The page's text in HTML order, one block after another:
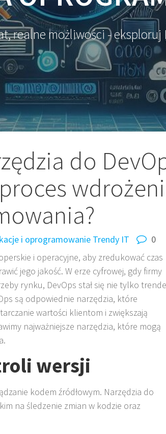
realne możliwości - eksploruj
do
i oprogramowanie Trendy IT
0
i operacyjne, aby zredukować czas
jego jakość. W erze cyfrowej, gdy firmy
rynku, DevOps stał się nie tylko
są odpowiednie narzędzia, które
wartości klientom i zwiększają
najważniejsze narzędzia, które mogą
wersji
kodem źródłowym. Narzędzia do
na śledzenie zmian w kodzie oraz